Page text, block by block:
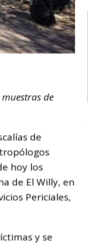
de
de
hoy los
de El Willy, en
Periciales,
y se